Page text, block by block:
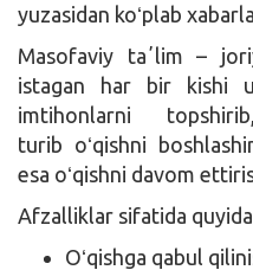
yuzasidan koʻplab
Masofaviy taʼlim –
istagan har bir kishi
imtihonlarni
turib oʻqishni
esa oʻqishni davom
Afzalliklar sifatida
Oʻqishga qabul